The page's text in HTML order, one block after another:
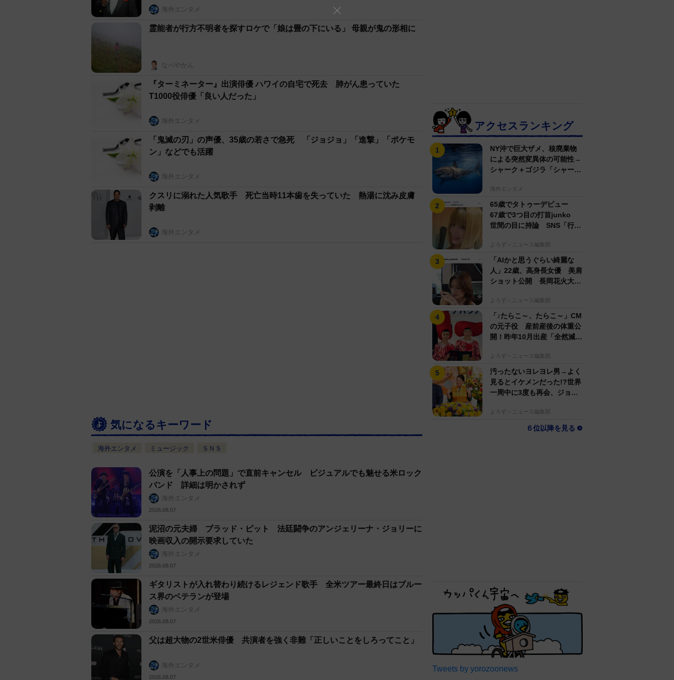
ケティングという会社を経営してもいた。
海外エンタメ
霊能者が行方不明者を探すロケで「娘は畳の下にいる」 母親が鬼の形相に
なべやかん
『ターミネーター』出演俳優 ハワイの自宅で死去 肺がん患っていた
T1000役俳優「良い人だった」
海外エンタメ
「鬼滅の刃」の声優、35歳の若さで急死 「ジョジョ」「進撃」「ポケモ
ン」などでも活躍
海外エンタメ
クスリに溺れた人気歌手 死亡当時11本歯を失っていた 熱湯に沈み皮膚
剥離
海外エンタメ
気になるキーワード
海外エンタメ ミュージック ＳＮＳ
公演を「人事上の問題」で直前キャンセル ビジュアルでも魅せる米ロック
バンド 詳細は明かされず
海外エンタメ
2026.08.07
泥沼の元夫婦 ブラッド・ピット 法廷闘争のアンジェリーナ・ジョリーに
映画収入の開示要求していた
海外エンタメ
2026.08.07
ギタリストが入れ替わり続けるレジェンド歌手 全米ツアー最終日はブルー
ス界のベテランが登場
海外エンタメ
2026.08.07
父は超大物の2世米俳優 共演者を強く非難「正しいことをしろってこと」
海外エンタメ
2026.08.07
アクセスランキング
NY沖で巨大ザメ、核廃棄物
による突然変異体の可能性→
シャーク＋ゴジラ「シャーク
海外エンタメ
65歳でタトゥーデビュー
67歳で3つ目の打首junko
世間の目に持論 SNS「行動
よろず～ニュース編集部
「AIかと思うぐらい綺麗な
人」22歳、高身長女優 美肩
ショット公開 長岡花火大会
よろず～ニュース編集部
「♪たらこ～、たらこ～」CM
の元子役 産前産後の体重公
開！昨年10月出産「全然減ら
よろず～ニュース編集部
汚ったないヨレヨレ男→よく
見るとイケメンだった!?世界
一周中に3度も再会、ジョー
へ！【新婚さん】
よろず～ニュース編集部
６位以降を見る
Tweets by yorozoonews